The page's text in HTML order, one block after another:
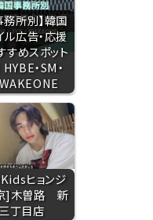
務所別】韓国
ル広告・応援
すめスポット
・SM・
ヒョンジ
]木曽路 新
丁目店